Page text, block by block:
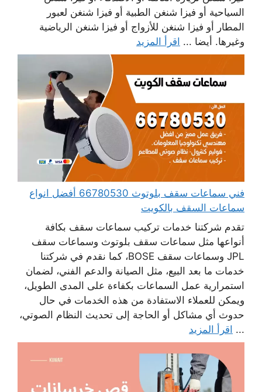
السياحية أو فيزا شنغن الطبية أو فيزا شنغن لعبور
المطار أو فيزا شنغن للأزواج أو فيزا شنغن الرياضية
وغيرها. أيضا ... اقرأ المزيد
فني سماعات سقف بلوتوث 66780530 أفضل انواع
سماعات السقف بالكويت
تقدم شركتنا خدمات تركيب سماعات سقف بكافة
أنواعها مثل سماعات سقف بلوتوث وسماعات سقف
JPL وسماعات سقف BOSE، كما نقدم في شركتنا
خدمات ما بعد البيع، مثل الصيانة والدعم الفني، لضمان
استمرارية عمل السماعات بكفاءة على المدى الطويل،
ويمكن للعملاء الاستفادة من هذه الخدمات في حال
حدوث أي مشاكل أو الحاجة إلى تحديث النظام الصوتي،
... اقرأ المزيد